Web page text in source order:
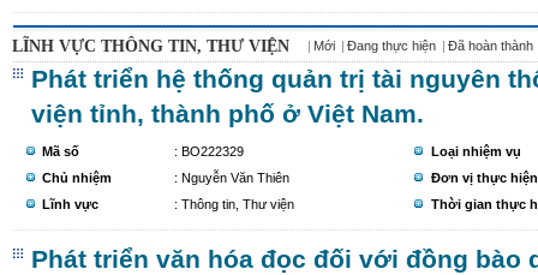
LĨNH VỰC THÔNG TIN, THƯ VIỆN Mới Đang thực hiện Đã hoàn thành
Phát triển hệ thống quản trị tài nguyên
viện tỉnh, thành phố ở Việt Nam.
Mã số
: BO222329
Chủ nhiệm
: Nguyễn Văn Thiên
Lĩnh vực
: Thông tin, Thư viện
Loại nhiệm vụ
Đơn vị thực hiện
Thời gian thực
Phát triển văn hóa đọc đối với đồng bào